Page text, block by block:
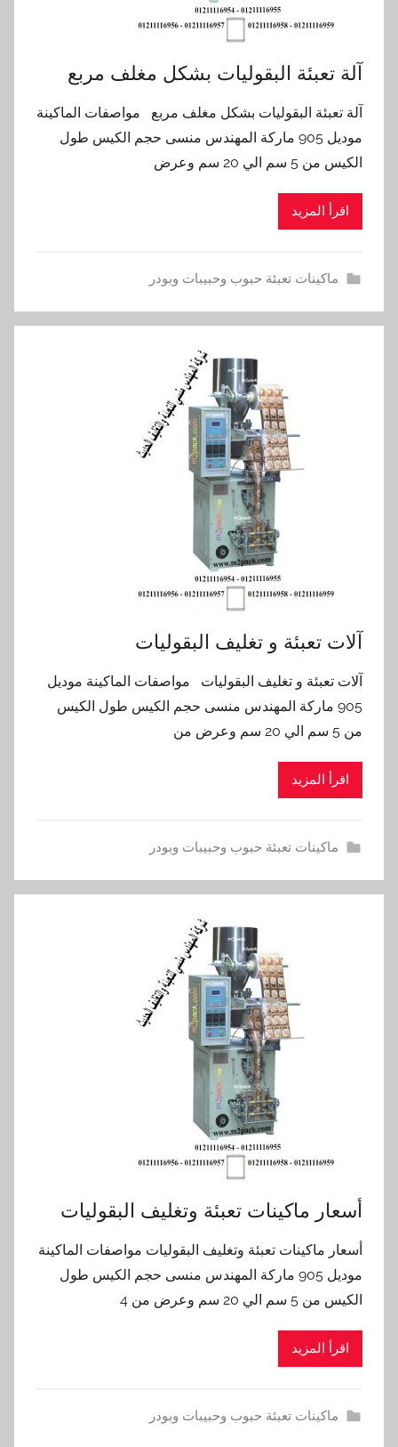
آلة تعبئة البقوليات بشكل مغلف مربع
آلة تعبئة البقوليات بشكل مغلف مربع مواصفات الماكينة
موديل 905 ماركة المهندس منسى حجم الكيس طول
الكيس من 5 سم الي 20 سم وعرض
اقرأ المزيد
ماكينات تعبئة حبوب وحبيبات وبودر
آلات تعبئة و تغليف البقوليات
آلات تعبئة و تغليف البقوليات مواصفات الماكينة موديل
905 ماركة المهندس منسى حجم الكيس طول الكيس
من 5 سم الي 20 سم وعرض من
اقرأ المزيد
ماكينات تعبئة حبوب وحبيبات وبودر
أسعار ماكينات تعبئة وتغليف البقوليات
أسعار ماكينات تعبئة وتغليف البقوليات مواصفات الماكينة
موديل 905 ماركة المهندس منسى حجم الكيس طول
الكيس من 5 سم الي 20 سم وعرض من 4
اقرأ المزيد
ماكينات تعبئة حبوب وحبيبات وبودر